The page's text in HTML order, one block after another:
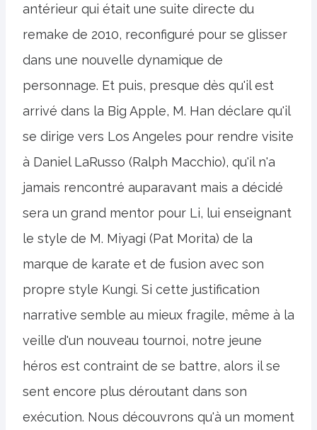
antérieur qui était une suite directe du
remake de 2010, reconfiguré pour se glisser
dans une nouvelle dynamique de
personnage. Et puis, presque dès qu'il est
arrivé dans la Big Apple, M. Han déclare qu'il
se dirige vers Los Angeles pour rendre visite
à Daniel LaRusso (Ralph Macchio), qu'il n'a
jamais rencontré auparavant mais a décidé
sera un grand mentor pour Li, lui enseignant
le style de M. Miyagi (Pat Morita) de la
marque de karate et de fusion avec son
propre style Kungi. Si cette justification
narrative semble au mieux fragile, même à la
veille d'un nouveau tournoi, notre jeune
héros est contraint de se battre, alors il se
sent encore plus déroutant dans son
exécution. Nous découvrons qu'à un moment